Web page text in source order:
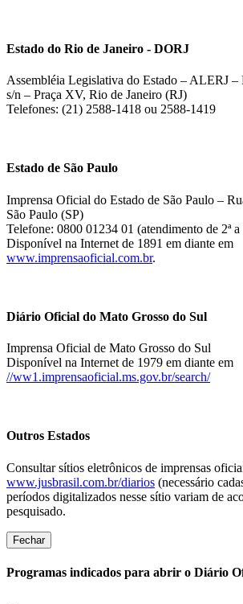
Estado do Rio de Janeiro - DORJ
Assembléia Legislativa do Estado – ALERJ
s/n – Praça XV, Rio de Janeiro (RJ)
Telefones: (21) 2588-1418 ou 2588-1419
Estado de São Paulo
Imprensa Oficial do Estado de São Paulo –
São Paulo (SP)
Telefone: 0800 01234 01 (atendimento de 2ª a
Disponível na Internet de 1891 em diante em
www.imprensaoficial.com.br.
Diário Oficial do Mato Grosso do Sul
Imprensa Oficial de Mato Grosso do Sul
Disponível na Internet de 1979 em diante em
//ww1.imprensaoficial.ms.gov.br/search/
Outros Estados
Consultar sítios eletrônicos de imprensas
www.jusbrasil.com.br/diarios (necessário
períodos digitalizados nesse sítio variam de
pesquisado.
Fechar
Programas indicados para abrir o Diário